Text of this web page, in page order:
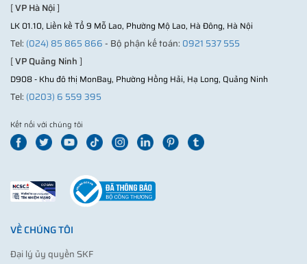
[VP Hà Nội]
LK 01.10, Liền kề Tổ 9 Mỗ Lao, Phường Mộ Lao, Hà Đông, Hà Nội
Tel: (024) 85 865 866- Bộ phận kế toán: 0921 537 555
[VP Quảng Ninh]
D908 - Khu đô thị MonBay, Phường Hồng Hải, Hạ Long, Quảng Ninh
Tel: (0203) 6 559 395
Kết nối với chúng tôi
VỀ CHÚNG TÔI
Đại lý ủy quyền SKF